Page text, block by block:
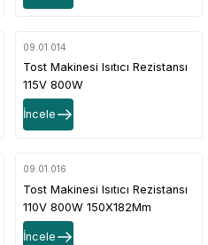
09.01.014
Tost Makinesi Isıtıcı Rezistansı
115V 800W
İncele
09.01.016
Tost Makinesi Isıtıcı Rezistansı
110V 800W 150X182Mm
İncele